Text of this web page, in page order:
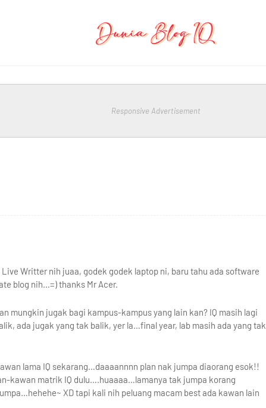
Responsive Advertisement
Writter nih juaa, godek godek laptop ni, baru tahu ada software
blog nih…=) thanks Mr Acer.
mungkin jugak bagi kampus-kampus yang lain kan? IQ masih lagi
ada jugak yang tak balik, yer la…final year, lab masih ada yang tak
lama IQ sekarang…daaaannnn plan nak jumpa diaorang esok!!
kawan matrik IQ dulu….huaaaa…lamanya tak jumpa korang
XD tapi kali nih peluang macam best ada kawan lain